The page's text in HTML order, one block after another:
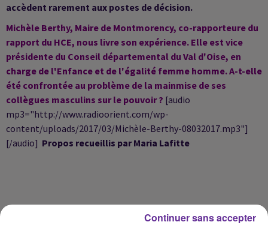
accèdent rarement aux postes de décision.
Michèle Berthy, Maire de Montmorency, co-rapporteure du
rapport du HCE, nous livre son expérience. Elle est vice
présidente du Conseil départemental du Val d'Oise, en
charge de l'Enfance et de l'égalité femme homme.A-t-elle
été confrontée au problème de la mainmise de ses
collègues masculins sur le pouvoir ? [audio
mp3="http://www.radioorient.com/wp-
content/uploads/2017/03/Michèle-Berthy-08032017.mp3"]
[/audio] Propos recueillis par Maria Lafitte
Continuer sans accepter